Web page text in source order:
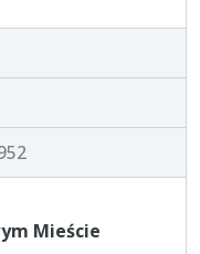
Mieście